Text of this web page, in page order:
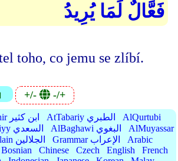
فَعَّالٌ لِّمَا يُرِيدُ
toho, co jemu se zlíbí.
+/- -/+
IbnKathir ابن كثير AtTabariy الطبري
AlQurtubi
AsSaadiyy السعدي AlBaghawi البغوي
AlMuyassar
AlJalalain الجلالين Grammar الإعراب
Arabic
Bosnian Chinese Czech English
French